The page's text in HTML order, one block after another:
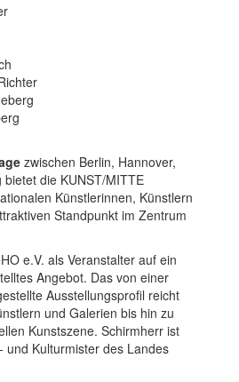
zwischen Berlin, Hannover,
die KUNST/MITTE
Künstlerinnen, Künstlern
Standpunkt im Zentrum
e.V. als Veranstalter auf ein
Angebot. Das von einer
Ausstellungsprofil reicht
und Galerien bis hin zu
Kunstszene. Schirmherr ist
und Kulturmister des Landes